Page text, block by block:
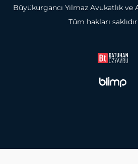
Büyükurgancı Yılmaz Avukatlık
Tüm hakları